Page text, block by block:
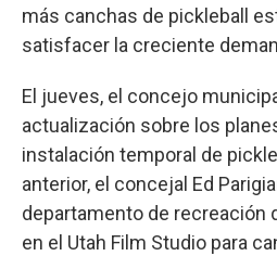
más canchas de pickleball
satisfacer la creciente
El jueves, el concejo
actualización sobre los
instalación temporal de
anterior, el concejal Ed
departamento de recreación
en el Utah Film Studio para